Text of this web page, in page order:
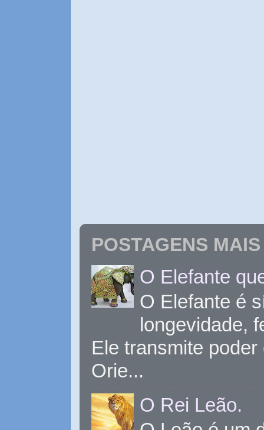
POSTAGENS
O Elefante
O Elefante é
longevidade,
Ele transmite
Orie...
O Rei Leão.